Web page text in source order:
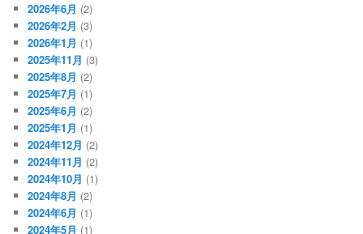
2026年6月 (2)
2026年2月 (3)
2026年1月 (1)
2025年11月 (3)
2025年8月 (2)
2025年7月 (1)
2025年6月 (2)
2025年1月 (1)
2024年12月 (2)
2024年11月 (2)
2024年10月 (1)
2024年8月 (2)
2024年6月 (1)
2024年5月 (1)